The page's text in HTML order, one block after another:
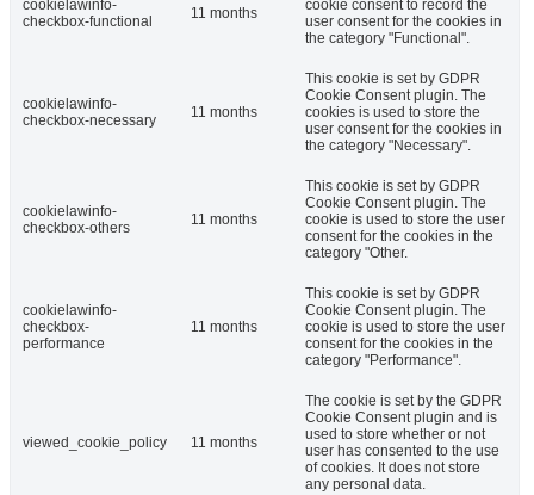
cookielawinfo-
checkbox-functional
11 months
cookie consent to record the
user consent for the cookies in
the category "Functional".
cookielawinfo-
checkbox-necessary
11 months
This cookie is set by GDPR
Cookie Consent plugin. The
cookies is used to store the
user consent for the cookies in
the category "Necessary".
cookielawinfo-
checkbox-others
11 months
This cookie is set by GDPR
Cookie Consent plugin. The
cookie is used to store the user
consent for the cookies in the
category "Other.
cookielawinfo-
checkbox-
performance
11 months
This cookie is set by GDPR
Cookie Consent plugin. The
cookie is used to store the user
consent for the cookies in the
category "Performance".
viewed_cookie_policy 11 months
The cookie is set by the GDPR
Cookie Consent plugin and is
used to store whether or not
user has consented to the use
of cookies. It does not store
any personal data.